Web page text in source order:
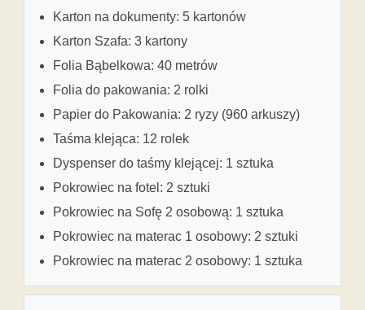
Karton na dokumenty: 5 kartonów
Karton Szafa: 3 kartony
Folia Bąbelkowa: 40 metrów
Folia do pakowania: 2 rolki
Papier do Pakowania: 2 ryzy (960 arkuszy)
Taśma klejąca: 12 rolek
Dyspenser do taśmy klejącej: 1 sztuka
Pokrowiec na fotel: 2 sztuki
Pokrowiec na Sofę 2 osobową: 1 sztuka
Pokrowiec na materac 1 osobowy: 2 sztuki
Pokrowiec na materac 2 osobowy: 1 sztuka